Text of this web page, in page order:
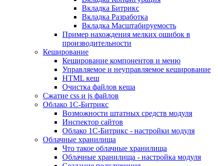
Вкладка Битрикс
Вкладка Разработка
Вкладка Масштабируемость
Пример нахождения мелких ошибок в
производительности
Кеширование
Кеширование компонентов и меню
Управляемое и неуправляемое кеширование
HTML кеш
Очистка файлов кеша
Сжатие css и js файлов
Облако 1С-Битрикс
Возможности штатных средств модуля
Инспектор сайтов
Облако 1С-Битрикс - настройки модуля
Облачные хранилища
Что такое облачные хранилища
Облачные хранилища - настройка модуля